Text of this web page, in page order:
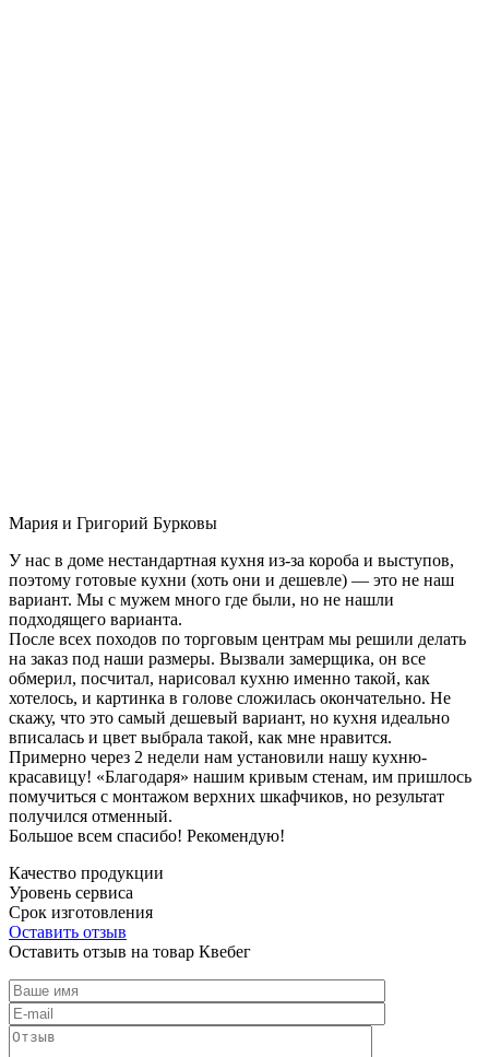
Мария и Григорий Бурковы
У нас в доме нестандартная кухня из-за короба и выступов,
поэтому готовые кухни (хоть они и дешевле) — это не наш
вариант. Мы с мужем много где были, но не нашли
подходящего варианта.
После всех походов по торговым центрам мы решили делать
на заказ под наши размеры. Вызвали замерщика, он все
обмерил, посчитал, нарисовал кухню именно такой, как
хотелось, и картинка в голове сложилась окончательно. Не
скажу, что это самый дешевый вариант, но кухня идеально
вписалась и цвет выбрала такой, как мне нравится.
Примерно через 2 недели нам установили нашу кухню-
красавицу! «Благодаря» нашим кривым стенам, им пришлось
помучиться с монтажом верхних шкафчиков, но результат
получился отменный.
Большое всем спасибо! Рекомендую!
Качество продукции
Уровень сервиса
Срок изготовления
Оставить отзыв
Оставить отзыв на товар Квебег